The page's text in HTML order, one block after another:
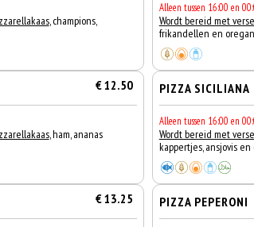
, champions,
Alleen tussen 16:00 en
Wordt bereid met
frikandellen en
€ 12.50
, ham, ananas
PIZZA SICILIANA
Alleen tussen 16:00 en
Wordt bereid met
kappertjes, ansjovis
€ 13.25 PIZZA PEPERONI